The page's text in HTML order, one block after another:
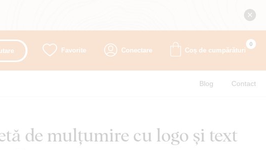
Favorite Conectare Coș de cumpărături
0
Blog Contact
de mulțumire cu logo și text